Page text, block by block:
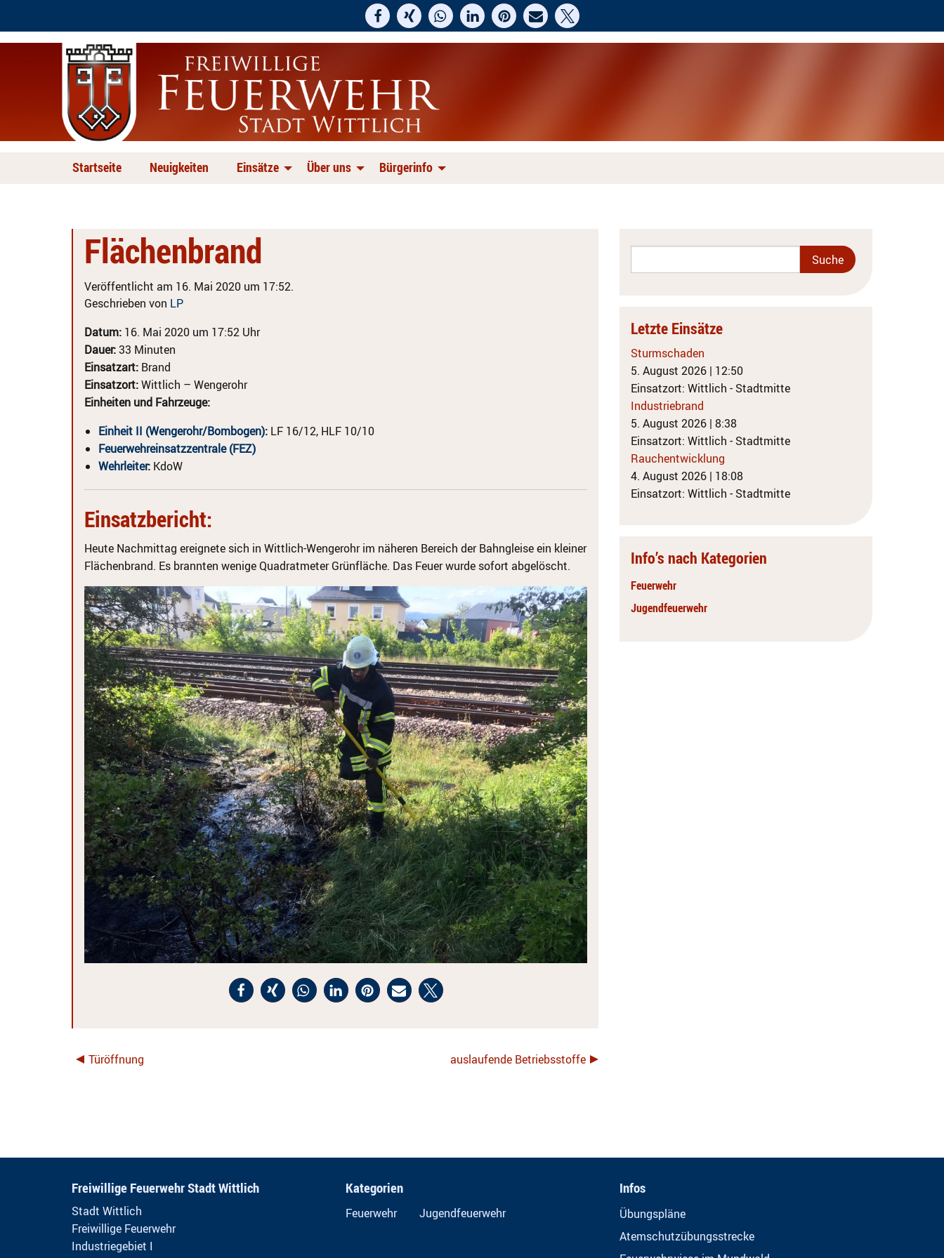
Startseite Neuigkeiten Einsätze Über uns Bürgerinfo
Flächenbrand
Veröffentlicht am 16. Mai 2020 um 17:52.
Geschrieben von LP
Datum: 16. Mai 2020 um 17:52 Uhr
Dauer:33 Minuten
Einsatzart: Brand
Einsatzort:Wittlich – Wengerohr
Einheiten und Fahrzeuge:
Einheit II (Wengerohr/Bombogen): LF 16/12, HLF 10/10
Feuerwehreinsatzzentrale (FEZ)
Wehrleiter: KdoW
Einsatzbericht:
Heute Nachmittag ereignete sich in Wittlich-Wengerohr im näheren Bereich der Bahngleise ein kleiner
Flächenbrand. Es brannten wenige Quadratmeter Grünfläche. Das Feuer wurde sofort abgelöscht.
Türöffnung auslaufende Betriebsstoffe
Letzte Einsätze
Sturmschaden
5. August 2026 | 12:50
Einsatzort: Wittlich - Stadtmitte
Industriebrand
5. August 2026 | 8:38
Einsatzort: Wittlich - Stadtmitte
Rauchentwicklung
4. August 2026 | 18:08
Einsatzort: Wittlich - Stadtmitte
Info’s nach Kategorien
Feuerwehr
Jugendfeuerwehr
Freiwillige Feuerwehr Stadt Wittlich
Stadt Wittlich
Freiwillige Feuerwehr
Industriegebiet I
Kategorien
Feuerwehr Jugendfeuerwehr
Infos
Übungspläne
Atemschutzübungsstrecke